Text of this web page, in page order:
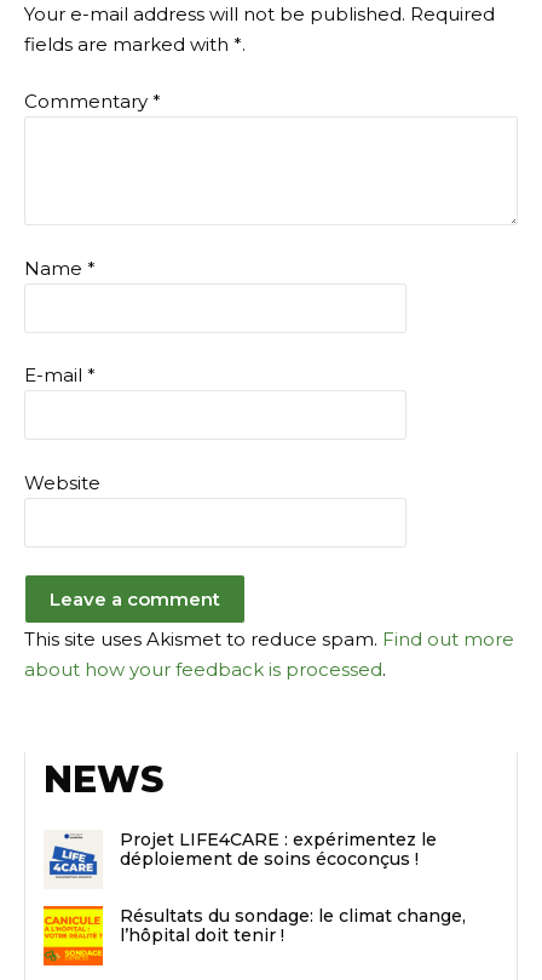
Your e-mail address will not be published. Required
fields are marked with *.
Commentary *
Name *
E-mail *
Website
This site uses Akismet to reduce spam. Find out more
about how your feedback is processed.
NEWS
Projet LIFE4CARE : expérimentez le
déploiement de soins écoconçus !
Résultats du sondage: le climat change,
l’hôpital doit tenir !